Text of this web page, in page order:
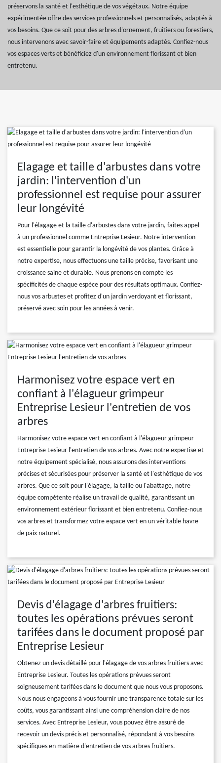
préservons la santé et l'esthétique de vos végétaux. Notre équipe
expérimentée offre des services professionnels et personnalisés, adaptés à
vos besoins. Que ce soit pour des arbres d'ornement, fruitiers ou forestiers,
nous intervenons avec savoir-faire et équipements adaptés. Confiez-nous
vos espaces verts et bénéficiez d'un environnement florissant et bien
entretenu.
Elagage et taille d'arbustes dans votre
jardin: l'intervention d'un
professionnel est requise pour assurer
leur longévité
Pour l'élagage et la taille d'arbustes dans votre jardin, faites appel
à un professionnel comme Entreprise Lesieur. Notre intervention
est essentielle pour garantir la longévité de vos plantes. Grâce à
notre expertise, nous effectuons une taille précise, favorisant une
croissance saine et durable. Nous prenons en compte les
spécificités de chaque espèce pour des résultats optimaux. Confiez-
nous vos arbustes et profitez d'un jardin verdoyant et florissant,
préservé avec soin pour les années à venir.
Harmonisez votre espace vert en
confiant à l'élagueur grimpeur
Entreprise Lesieur l'entretien de vos
arbres
Harmonisez votre espace vert en confiant à l'élagueur grimpeur
Entreprise Lesieur l'entretien de vos arbres. Avec notre expertise et
notre équipement spécialisé, nous assurons des interventions
précises et sécurisées pour préserver la santé et l'esthétique de vos
arbres. Que ce soit pour l'élagage, la taille ou l'abattage, notre
équipe compétente réalise un travail de qualité, garantissant un
environnement extérieur florissant et bien entretenu. Confiez-nous
vos arbres et transformez votre espace vert en un véritable havre
de paix naturel.
Devis d'élagage d'arbres fruitiers:
toutes les opérations prévues seront
tarifées dans le document proposé par
Entreprise Lesieur
Obtenez un devis détaillé pour l'élagage de vos arbres fruitiers avec
Entreprise Lesieur. Toutes les opérations prévues seront
soigneusement tarifées dans le document que nous vous proposons.
Nous nous engageons à vous fournir une transparence totale sur les
coûts, vous garantissant ainsi une compréhension claire de nos
services. Avec Entreprise Lesieur, vous pouvez être assuré de
recevoir un devis précis et personnalisé, répondant à vos besoins
spécifiques en matière d'entretien de vos arbres fruitiers.